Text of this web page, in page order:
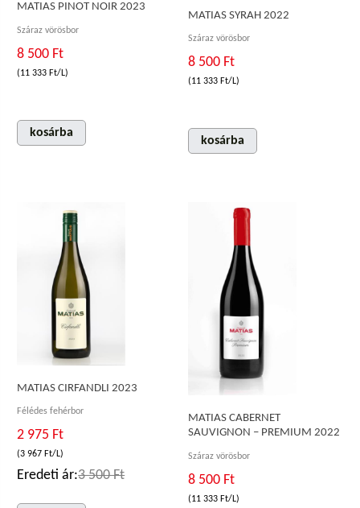
MATIAS PINOT NOIR 2023
Száraz vörösbor
8 500 Ft
(11 333 Ft/L)
kosárba
MATIAS SYRAH 2022
Száraz vörösbor
8 500 Ft
(11 333 Ft/L)
kosárba
MATIAS CIRFANDLI 2023
Félédes fehérbor
2 975 Ft
(3 967 Ft/L)
Eredeti ár:3 500 Ft
MATIAS CABERNET
SAUVIGNON – PREMIUM 2022
Száraz vörösbor
8 500 Ft
(11 333 Ft/L)